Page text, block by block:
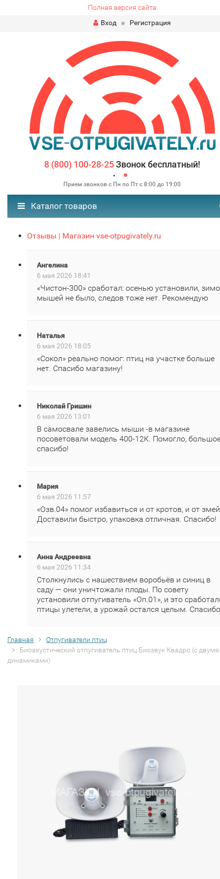
Полная версия сайта
Вход
Регистрация
8 (800) 100-28-25Звонок бесплатный!
Прием звонков с Пн по Пт с 8:00 до 19:00
Каталог товаров
Отзывы | Магазин vse-otpugivately.ru
Ангелина
6 мая 2026 18:41
«Чистон‑300» сработал: осенью установили,
мышей не было, следов тоже нет. Рекомендую
Наталья
6 мая 2026 18:05
«Сокол» реально помог: птиц на участке больше
нет. Спасибо магазину!
Николай Гришин
6 мая 2026 13:01
В самосвале завелись мыши -в магазине
посоветовали модель 400‑12К. Помогло,
спасибо!
Мария
6 мая 2026 11:57
«Озв.04» помог избавиться и от кротов, и от
Доставили быстро, упаковка отличная. Спасибо!
Анна Андреевна
6 мая 2026 11:34
Столкнулись с нашествием воробьёв и синиц в
саду — они уничтожали плоды. По совету
установили отпугиватель «Оп.01», и это
птицы улетели, а урожай остался целым.
Главная
Отпугиватели птиц
Биоакустический отпугиватель птиц Биозвук Квадро (с двумя
динамиками)